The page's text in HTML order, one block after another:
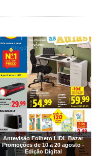
Antevisão Folheto LIDL Bazar
Promoções de 10 a 20 agosto -
Edição Digital